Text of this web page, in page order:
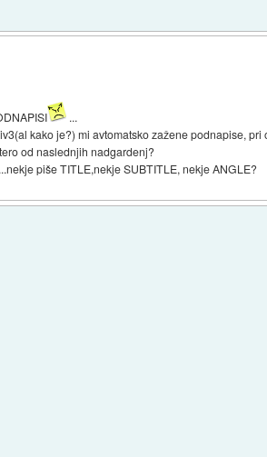
...
kako je?) mi avtomatsko zažene podnapise,
od naslednjih nadgardenj?
piše TITLE,nekje SUBTITLE, nekje ANGLE?